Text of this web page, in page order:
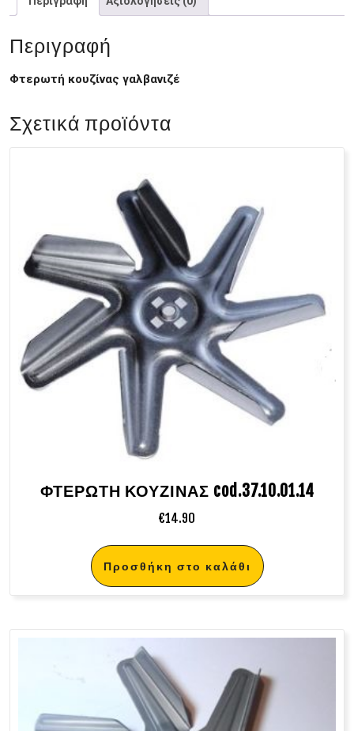
Περιγραφή
Φτερωτή κουζίνας γαλβανιζέ
Σχετικά προϊόντα
ΦΤΕΡΩΤΗ ΚΟΥΖΙΝΑΣ cod.37.10.01.14
€14.90
Προσθήκη στο καλάθι